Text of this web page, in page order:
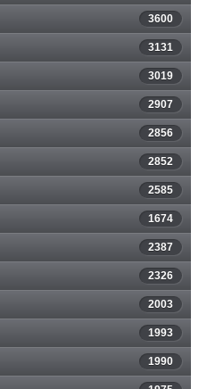
3600
3131
3019
2907
2856
2852
2585
1674
2387
2326
2003
1993
1990